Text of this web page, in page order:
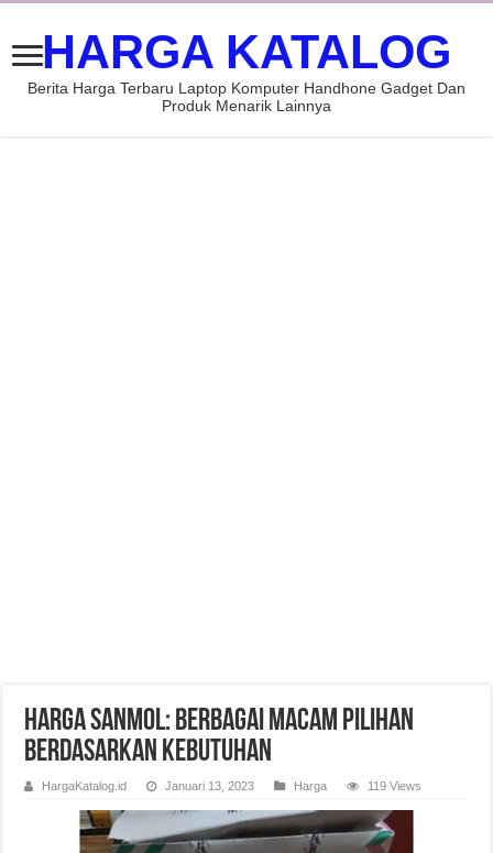
HARGA KATALOG
Berita Harga Terbaru Laptop Komputer Handhone Gadget Dan
Produk Menarik Lainnya
Harga Sanmol: Berbagai Macam Pilihan
Berdasarkan Kebutuhan
HargaKatalog.id Januari 13, 2023 Harga 119 Views